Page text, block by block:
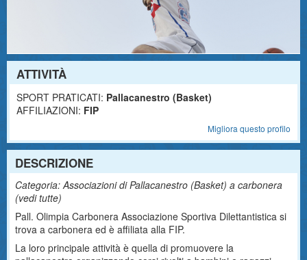
ATTIVITÀ
SPORT PRATICATI: Pallacanestro (Basket)
AFFILIAZIONI: FIP
Migliora questo profilo
DESCRIZIONE
Categoria: Associazioni di Pallacanestro (Basket) a carbonera
(vedi tutte)
Pall. Olimpia Carbonera Associazione Sportiva Dilettantistica si
trova a carbonera ed è affiliata alla FIP.
La loro principale attività è quella di promuovere la